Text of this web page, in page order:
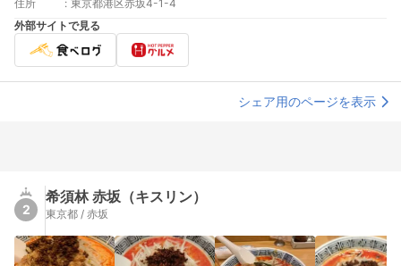
住所 : 東京都港区赤坂4-1-4
外部サイトで見る
シェア用のページを表示
2
希須林 赤坂（キスリン）
東京都 / 赤坂